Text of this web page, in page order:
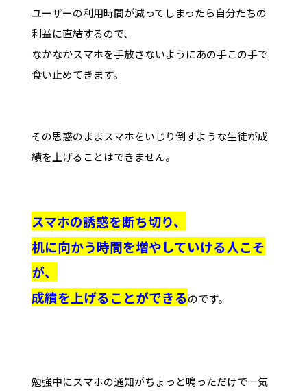
ユーザーの利用時間が減ってしまったら自分たちの
利益に直結するので、
なかなかスマホを手放さないようにあの手この手で
食い止めてきます。
その思惑のままスマホをいじり倒すような生徒が成
績を上げることはできません。
スマホの誘惑を断ち切り、
机に向かう時間を増やしていける人こそ
が、
成績を上げることができるのです。
勉強中にスマホの通知がちょっと鳴っただけで一気